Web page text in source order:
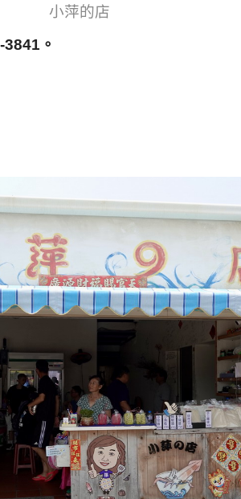
小萍的店
3841 。